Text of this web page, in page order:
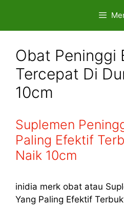
content
Obat Peninggi
Tercepat Di
10cm
Suplemen
Paling Efektif
Naik 10cm
inidia merk obat atau
Yang Paling Efektif